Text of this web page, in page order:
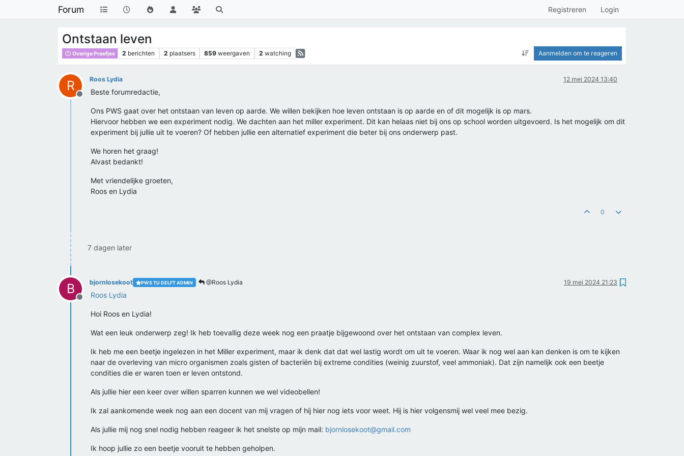
Forum Registreren Login
Ontstaan leven
Overige Proefjes 2 berichten 2 plaatsers 859 weergaven 2 watching Aanmelden om te reageren
R
Offline
Roos Lydia 12 mei 2024 13:40
Beste forumredactie,
Ons PWS gaat over het ontstaan van leven op aarde. We willen bekijken hoe leven ontstaan is op aarde en of dit mogelijk is op mars.
Hiervoor hebben we een experiment nodig. We dachten aan het miller experiment. Dit kan helaas niet bij ons op school worden uitgevoerd. Is het mogelijk om dit
experiment bij jullie uit te voeren? Of hebben jullie een alternatief experiment die beter bij ons onderwerp past.
We horen het graag!
Alvast bedankt!
Met vriendelijke groeten,
Roos en Lydia
0
7 dagen later
B
Offline
bjornlosekoot PWS TU DELFT ADMIN @Roos Lydia 19 mei 2024 21:23
Roos Lydia
Hoi Roos en Lydia!
Wat een leuk onderwerp zeg! Ik heb toevallig deze week nog een praatje bijgewoond over het ontstaan van complex leven.
Ik heb me een beetje ingelezen in het Miller experiment, maar ik denk dat dat wel lastig wordt om uit te voeren. Waar ik nog wel aan kan denken is om te kijken
naar de overleving van micro organismen zoals gisten of bacteriën bij extreme condities (weinig zuurstof, veel ammoniak). Dat zijn namelijk ook een beetje
condities die er waren toen er leven ontstond.
Als jullie hier een keer over willen sparren kunnen we wel videobellen!
Ik zal aankomende week nog aan een docent van mij vragen of hij hier nog iets voor weet. Hij is hier volgensmij wel veel mee bezig.
Als jullie mij nog snel nodig hebben reageer ik het snelste op mijn mail: bjornlosekoot@gmail.com
Ik hoop jullie zo een beetje vooruit te hebben geholpen.